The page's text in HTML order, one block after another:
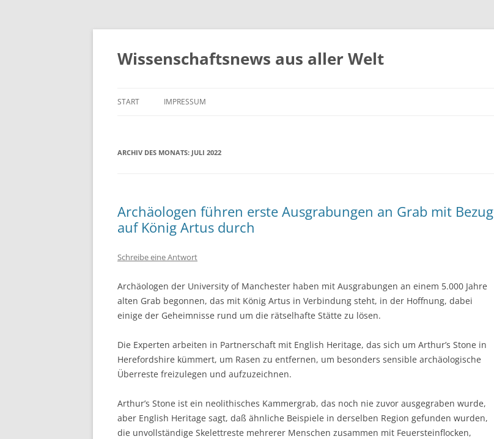
Zum
springen
Wissenschaftsnews aus aller Welt
START IMPRESSUM
ARCHIV DES MONATS: JULI 2022
Archäologen führen erste Ausgrabungen an Grab mit Bezug
auf König Artus durch
Schreibe eine Antwort
Archäologen der University of Manchester haben mit Ausgrabungen an einem 5.000 Jahre
alten Grab begonnen, das mit König Artus in Verbindung steht, in der Hoffnung, dabei
einige der Geheimnisse rund um die rätselhafte Stätte zu lösen.
Die Experten arbeiten in Partnerschaft mit English Heritage, das sich um Arthur’s Stone in
Herefordshire kümmert, um Rasen zu entfernen, um besonders sensible archäologische
Überreste freizulegen und aufzuzeichnen.
Arthur’s Stone ist ein neolithisches Kammergrab, das noch nie zuvor ausgegraben wurde,
aber English Heritage sagt, daß ähnliche Beispiele in derselben Region gefunden wurden,
die unvollständige Skelettreste mehrerer Menschen zusammen mit Feuersteinflocken,